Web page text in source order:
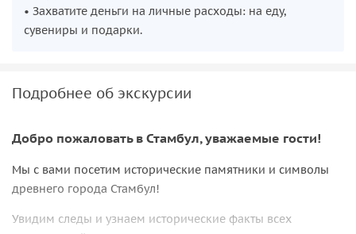
• Захватите деньги на личные расходы: на еду,
сувениры и подарки.
Подробнее об экскурсии
Добро пожаловать в Стамбул, уважаемые гости!
Мы с вами посетим исторические памятники и символы
древнего города Стамбул!
Увидим следы и узнаем исторические факты всех